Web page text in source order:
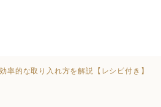
的な取り入れ方を解説【レシピ付き】